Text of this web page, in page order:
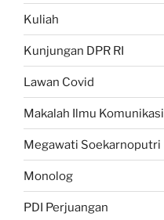
Kuliah
Kunjungan DPR RI
Lawan Covid
Makalah Ilmu Komunikasi
Megawati Soekarnoputri
Monolog
PDI Perjuangan